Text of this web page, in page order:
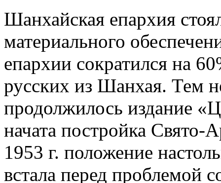
Шанхайская епархия
материального
епархии сократился на
русских из Шанхая. Тем
продолжилось издание
начата постройка Свято-
1953 г. положение
встала перед проблемой